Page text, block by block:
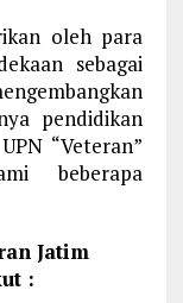
oleh para
sebagai
pendidikan
“Veteran”
beberapa
Jatim
: